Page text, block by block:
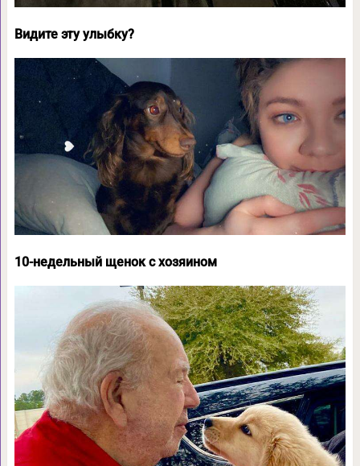
Видите эту улыбку?
10-недельный щенок с хозяином